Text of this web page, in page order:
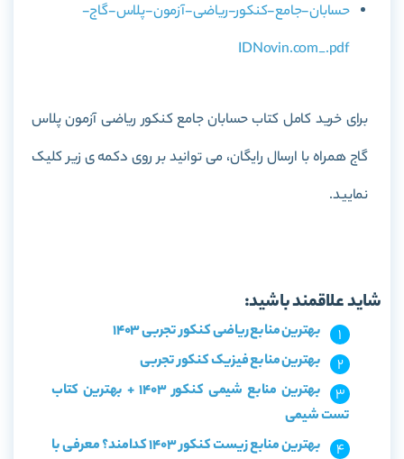
حسابان-جامع-کنکور-ریاضی-آزمون-پلاس-گاج-
IDNovin.com_.pdf
برای خرید کامل کتاب حسابان جامع کنکور ریاضی آزمون پلاس
گاجهمراه با ارسال رایگان، می توانید بر روی دکمه ی زیر کلیک
نمایید.
شاید علاقمند باشید:
بهترین منابع ریاضی کنکور تجربی 1403
بهترین منابع فیزیک کنکور تجربی
بهترین منابع شیمی کنکور 1403 + بهترین کتاب
تست شیمی
بهترین منابع زیست کنکور 1403 کدامند؟ معرفی با